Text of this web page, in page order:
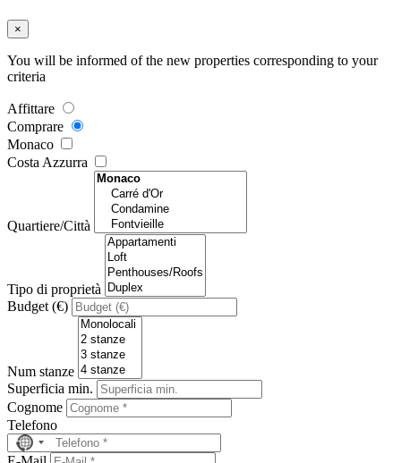
×
You will be informed of the new properties corresponding to your
criteria
Affittare
Comprare
Monaco
Costa Azzurra
Quartiere/Città
Tipo di proprietà
Budget (€)
Num stanze
Superficia min.
Cognome
Telefono
No
country